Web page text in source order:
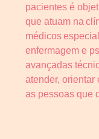
pacientes é
que atuam na
médicos
enfermagem e
avançadas
atender, orientar
as pessoas que